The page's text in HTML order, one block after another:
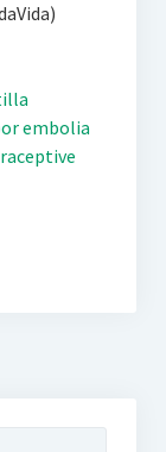
embolia